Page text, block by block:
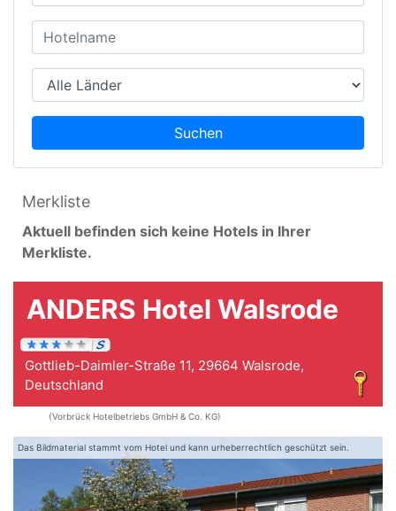
Suchen
Merkliste
Aktuell befinden sich keine Hotels in Ihrer
Merkliste.
ANDERS Hotel Walsrode
Gottlieb-Daimler-Straße 11, 29664 Walsrode,
Deutschland
(Vorbrück Hotelbetriebs GmbH & Co. KG)
Das Bildmaterial stammt vom Hotel und kann urheberrechtlich geschützt sein.